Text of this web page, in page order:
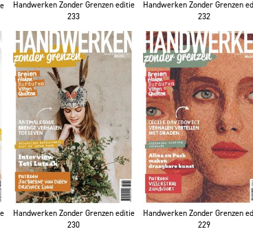
Handwerken Zonder Grenzen editie
233
Handwerken Zonder Grenzen
232
Handwerken Zonder Grenzen editie
230
Handwerken Zonder Grenzen
229